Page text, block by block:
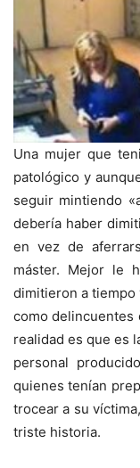
Una mujer que
patológico y
seguir mintiendo
debería haber
en vez de
máster. Mejor le
dimitieron a tiempo
como delincuentes
realidad es que es
personal
quienes tenían
trocear a su
triste historia.